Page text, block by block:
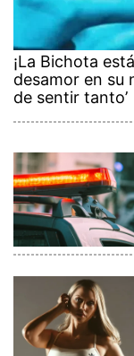
¡La Bichota
desamor en su
de sentir tanto’